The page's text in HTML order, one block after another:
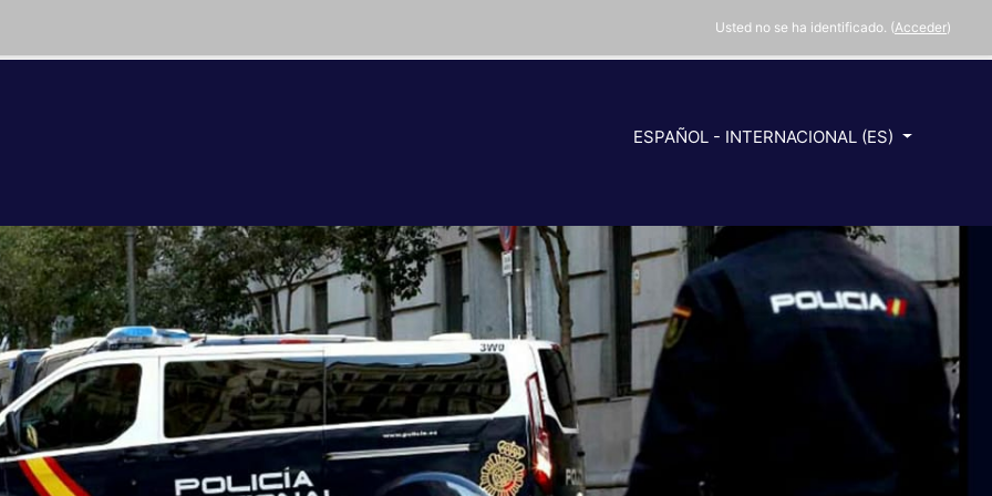
Usted no se ha identificado. (Acceder)
ESPAÑOL - INTERNACIONAL ‎(ES)‎